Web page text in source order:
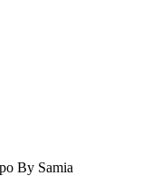
By Samia